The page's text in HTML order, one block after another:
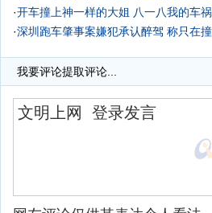
·开车撞上神一样的大姐 八一八我的车
·深圳跑车肇事案嫌犯承认醉驾 称只在
我要评论提取评论...